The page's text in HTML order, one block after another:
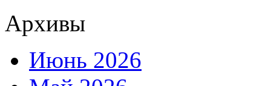
Архивы
Июнь 2026